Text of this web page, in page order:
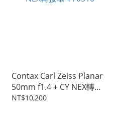
Contax Carl Zeiss Planar
50mm f1.4 + CY NEX轉接
環 #70510
NT$10,200